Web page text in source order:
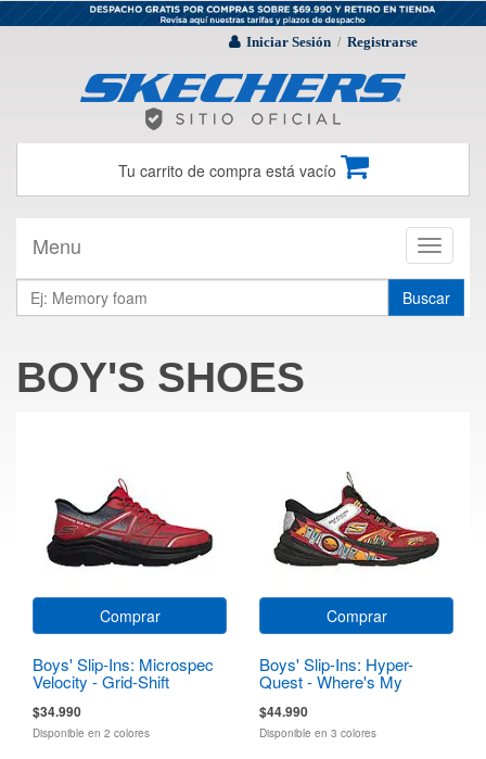
Iniciar Sesión / Registrarse
Tu carrito de compra está vacío
Toggle
Menu
Buscar
BOY'S SHOES
Comprar
Boys' Slip-Ins: Microspec
Velocity - Grid-Shift
$34.990
Disponible en 2 colores
Comprar
Boys' Slip-Ins: Hyper-
Quest - Where's My
$44.990
Disponible en 3 colores